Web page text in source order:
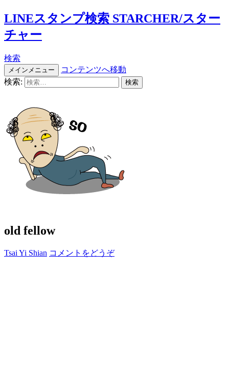
LINEスタンプ検索 STARCHER/スター
チャー
検索
メインメニュー
コンテンツへ移動
検索:
old fellow
Tsai Yi Shian コメントをどうぞ